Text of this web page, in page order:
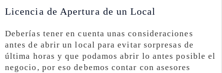
Licencia de Apertura de un Local
Deberías tener en cuenta unas consideraciones
antes de abrir un local para evitar sorpresas de
última horas y que podamos abrir lo antes posible el
negocio, por eso debemos contar con asesores